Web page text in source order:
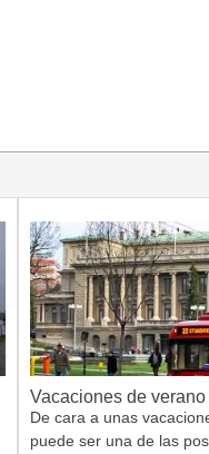
Vacaciones de
De cara a unas
puede ser una de las